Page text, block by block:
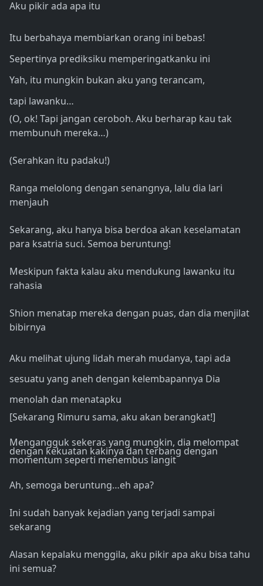
Aku pikir ada apa itu
Itu berbahaya membiarkan orang ini bebas!
Sepertinya prediksiku memperingatkanku ini
Yah, itu mungkin bukan aku yang terancam,
tapi lawanku…
(O, ok! Tapi jangan ceroboh. Aku berharap kau tak
membunuh mereka…)
(Serahkan itu padaku!)
Ranga melolong dengan senangnya, lalu dia lari
menjauh
Sekarang, aku hanya bisa berdoa akan keselamatan
para ksatria suci. Semoa beruntung!
Meskipun fakta kalau aku mendukung lawanku itu
rahasia
Shion menatap mereka dengan puas, dan dia menjilat
bibirnya
Aku melihat ujung lidah merah mudanya, tapi ada
sesuatu yang aneh dengan kelembapannya Dia
menolah dan menatapku
[Sekarang Rimuru sama, aku akan berangkat!]
Mengangguk sekeras yang mungkin, dia melompat
dengan kekuatan kakinya dan terbang dengan
momentum seperti menembus langit
Ah, semoga beruntung…eh apa?
Ini sudah banyak kejadian yang terjadi sampai
sekarang
Alasan kepalaku menggila, aku pikir apa aku bisa tahu
ini semua?